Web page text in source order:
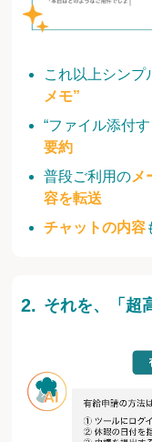
これ以上シンプ
メモ”
“ファイル添付す
要約
普段ご利用のメ
容を転送
チャットの内容
それを、「超